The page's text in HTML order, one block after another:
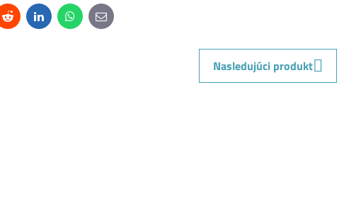
RedditLinkedInWhatsApp
E-
mail
Nasledujúci produkt